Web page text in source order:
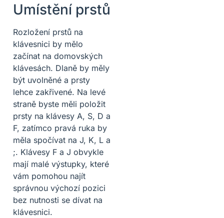
Umístění prstů
Rozložení prstů na
klávesnici by mělo
začínat na domovských
klávesách. Dlaně by měly
být uvolněné a prsty
lehce zakřivené. Na levé
straně byste měli položit
prsty na klávesy A, S, D a
F, zatímco pravá ruka by
měla spočívat na J, K, L a
;. Klávesy F a J obvykle
mají malé výstupky, které
vám pomohou najít
správnou výchozí pozici
bez nutnosti se dívat na
klávesnici.